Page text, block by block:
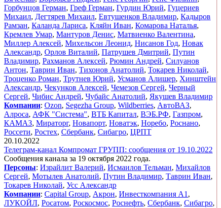
Горбунцов Герман, Греф Герман, Гурдин Юрий, Гуцериев
Михаил, Дегтярев Михаил, Евтушенков Владимир, Кадыров
Рамзан, Каланда Лариса, Кляйн Иван, Комарова Наталья,
Кремлев Умар, Мантуров Денис, Матвиенко Валентина,
Миллер Алексей, Михельсон Леонид, Нисанов Год, Новак
Александр, Орлов Виталий, Патрушев Дмитрий, Путин
Владимир, Рахманов Алексей, Рюмин Андрей, Силуанов
Антон, Таврин Иван, Тихонов Анатолий, Токарев Николай,
Троценко Роман, Трутнев Юрий, Усманов Алишер, Хинштейн
Александр, Чекунков Алексей, Чемезов Сергей, Черный
Сергей, Чибис Андрей, Чубайс Анатолий, Якушев Владимир
Компании: Ozon, Segezha Group, Wildberries, АвтоВАЗ,
Алроса, АФК "Система", ВТБ Капитал, ВЭБ.РФ, Газпром,
КАМАЗ, Мираторг, Новапорт, Новатэк, Норебо, Роснано,
Россети, Ростех, Сбербанк, Сибагро, ЦРПТ
20.10.2022
Телеграм-канал Компромат ГРУПП: сообщения от 19.10.2022
Сообщения канала за 19 октября 2022 года.
Персоны: Израйлит Валерий, Исмаилов Тельман, Михайлов
Сергей, Мотылев Анатолий, Путин Владимир, Таврин Иван,
Токарев Николай, Усс Александр
Компании: Capital Group, Акрон, Инвесткомпания А1 ,
ЛУКОЙЛ, Росатом, Роскосмос, Роснефть, Сбербанк, Сибагро,